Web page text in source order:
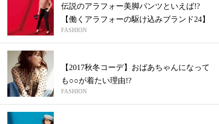
伝説のアラフォー美脚パンツといえば!?
【働くアラフォーの駆け込みブランド24】
FASHION
【2017秋冬コーデ】おばあちゃんになって
も○○が着たい理由!?
FASHION